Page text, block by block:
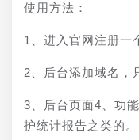
使用方法：
1、进入官网注册一
2、后台添加域名，
3、后台页面4、功
护统计报告之类的。